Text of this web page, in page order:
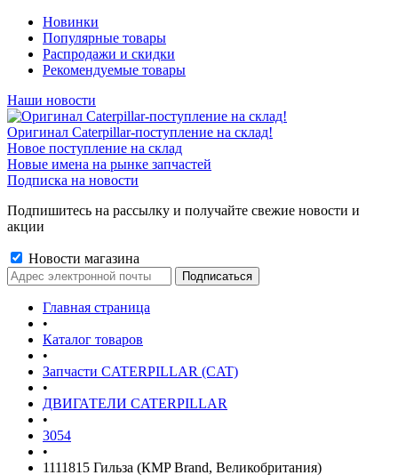
Новинки
Популярные товары
Распродажи и скидки
Рекомендуемые товары
Наши новости
Оригинал Caterpillar-поступление на склад!
Новое поступление на склад
Новые имена на рынке запчастей
Подписка на новости
Подпишитесь на рассылку и получайте свежие новости и
акции
Новости магазина
Главная страница
•
Каталог товаров
•
Запчасти CATERPILLAR (CAT)
•
ДВИГАТЕЛИ CATERPILLAR
•
3054
•
1111815 Гильза (КMP Brand, Великобритания)